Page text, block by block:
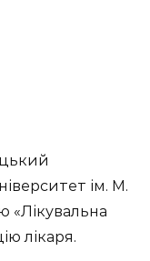
ім. М.
«Лікувальна
лікаря.